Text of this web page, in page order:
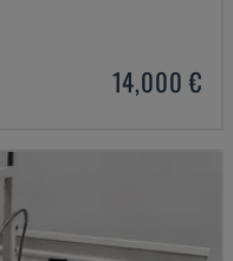
14,000 €